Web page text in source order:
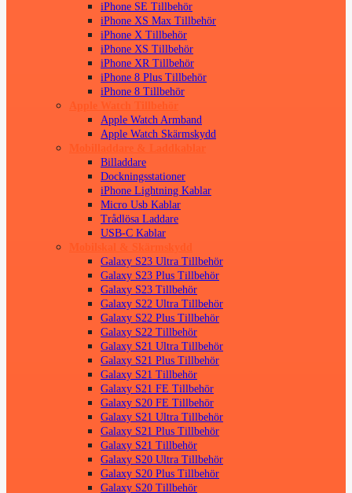
iPhone SE Tillbehör
iPhone XS Max Tillbehör
iPhone X Tillbehör
iPhone XS Tillbehör
iPhone XR Tillbehör
iPhone 8 Plus Tillbehör
iPhone 8 Tillbehör
Apple Watch Tillbehör
Apple Watch Armband
Apple Watch Skärmskydd
Mobilladdare & Laddkablar
Billaddare
Dockningsstationer
iPhone Lightning Kablar
Micro Usb Kablar
Trådlösa Laddare
USB-C Kablar
Galaxy S23 Ultra Tillbehör
Galaxy S23 Plus Tillbehör
Galaxy S23 Tillbehör
Galaxy S22 Ultra Tillbehör
Galaxy S22 Plus Tillbehör
Galaxy S22 Tillbehör
Galaxy S21 Ultra Tillbehör
Galaxy S21 Plus Tillbehör
Galaxy S21 Tillbehör
Galaxy S21 FE Tillbehör
Galaxy S20 FE Tillbehör
Galaxy S21 Ultra Tillbehör
Galaxy S21 Plus Tillbehör
Galaxy S21 Tillbehör
Galaxy S20 Ultra Tillbehör
Galaxy S20 Plus Tillbehör
Galaxy S20 Tillbehör